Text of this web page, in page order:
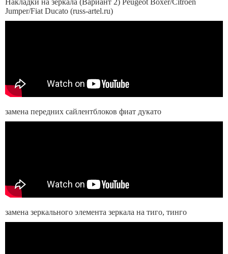
Накладки на зеркала (Вариант 2) Peugeot Boxer/Citroen
Jumper/Fiat Ducato (russ-artel.ru)
замена передних сайлентблоков фиат дукато
замена зеркального элемента зеркала на тиго, тинго